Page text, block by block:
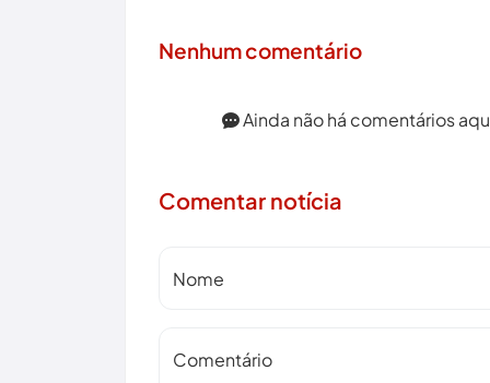
Nenhum comentário
Ainda não há comentários
Comentar notícia
Nome
Comentário